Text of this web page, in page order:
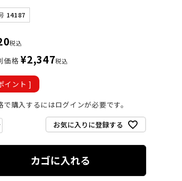
14187
税込
価格 ¥2,347税込
イント ]
で購入するにはログインが必要です。
お気に入りに登録する
カゴに入れる